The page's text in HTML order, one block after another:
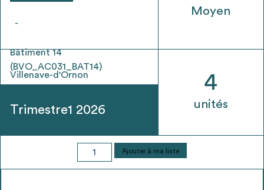
-
Bâtiment 14
(BVO_AC031_BAT14)
Villenave-d'Ornon
Trimestre1 2026
Moyen
4
unités
quantité
de
Ajouter à ma liste